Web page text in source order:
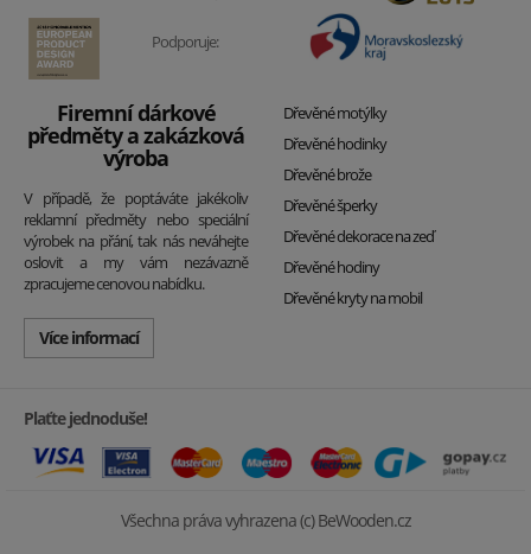
Podporuje:
Firemní dárkové
předměty a zakázková
výroba
V případě, že poptáváte jakékoliv
reklamní předměty nebo speciální
výrobek na přání, tak nás neváhejte
oslovit a my vám nezávazně
zpracujeme cenovou nabídku.
Více informací
Dřevěné motýlky
Dřevěné hodinky
Dřevěné brože
Dřevěné šperky
Dřevěné dekorace na zeď
Dřevěné hodiny
Dřevěné kryty na mobil
Plaťte jednoduše!
Všechna práva vyhrazena (c) BeWooden.cz